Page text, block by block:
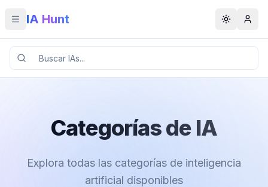
Toggle menu
IA Hunt Toggle
Categorías de IA
Explora todas las categorías de inteligencia
artificial disponibles